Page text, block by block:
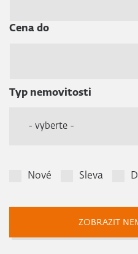
Cena do
Typ nemovitosti
- vyberte -
Nové Sleva
ZOBRAZIT